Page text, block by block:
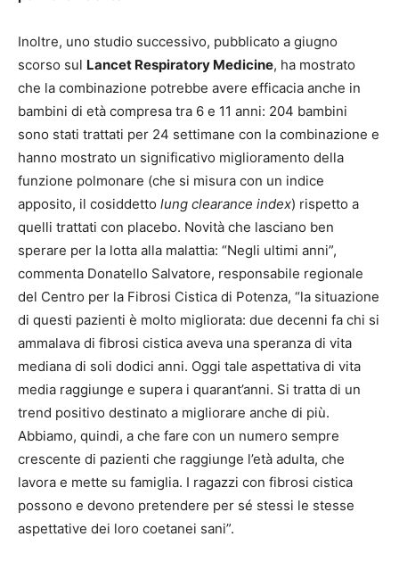
Inoltre, uno studio successivo, pubblicato a giugno
scorso sul Lancet Respiratory Medicine, ha mostrato
che la combinazione potrebbe avere efficacia anche in
bambini di età compresa tra 6 e 11 anni: 204 bambini
sono stati trattati per 24 settimane con la combinazione e
hanno mostrato un significativo miglioramento della
funzione polmonare (che si misura con un indice
apposito, il cosiddetto lung clearance index) rispetto a
quelli trattati con placebo. Novità che lasciano ben
sperare per la lotta alla malattia: “Negli ultimi anni”,
commenta Donatello Salvatore, responsabile regionale
del Centro per la Fibrosi Cistica di Potenza, “la situazione
di questi pazienti è molto migliorata: due decenni fa chi si
ammalava di fibrosi cistica aveva una speranza di vita
mediana di soli dodici anni. Oggi tale aspettativa di vita
media raggiunge e supera i quarant’anni. Si tratta di un
trend positivo destinato a migliorare anche di più.
Abbiamo, quindi, a che fare con un numero sempre
crescente di pazienti che raggiunge l’età adulta, che
lavora e mette su famiglia. I ragazzi con fibrosi cistica
possono e devono pretendere per sé stessi le stesse
aspettative dei loro coetanei sani”.